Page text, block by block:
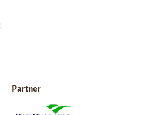
Partner